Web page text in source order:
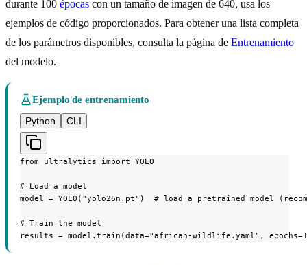
durante 100 épocas con un tamaño de imagen de 640, usa los
ejemplos de código proporcionados. Para obtener una lista completa
de los parámetros disponibles, consulta la página de Entrenamiento
del modelo.
Ejemplo de entrenamiento
Python
CLI
from ultralytics import YOLO
# Load a model
model = YOLO("yolo26n.pt")  # load a pretrained model
# Train the model
results = model.train(data="african-wildlife.yaml",